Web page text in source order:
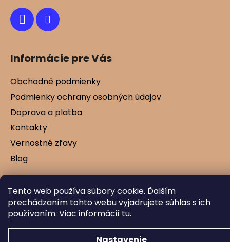
Tento web používa súbory cookie. Ďalším
prechádzaním tohto webu vyjadrujete súhlas s ich
používaním. Viac informácií tu.
Informácie pre Vás
Obchodné podmienky
Podmienky ochrany osobných údajov
Doprava a platba
Kontakty
Vernostné zľavy
Blog
Vytvoril Shoptet
Copyright 2026Mamtex.sk
. Všetky práva